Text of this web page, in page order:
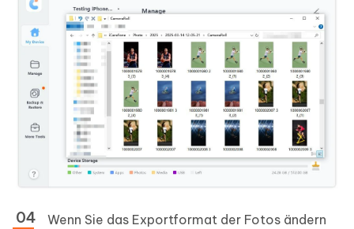
Wenn Sie das Exportformat der Fotos ändern